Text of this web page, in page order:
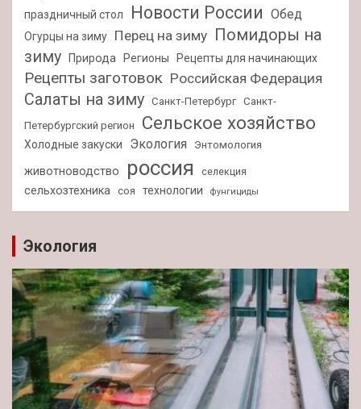
праздничный стол
Новости России Обед
Огурцы на зиму Перец на зиму Помидоры на
зиму Природа Регионы Рецепты для начинающих
Рецепты заготовок Российская Федерация
Салаты на зиму Санкт-Петербург Санкт-
Петербургский регион
Сельское хозяйство
Холодные закуски Экология Энтомология
животноводство россия селекция
сельхозтехника соя технологии фунгициды
Экология